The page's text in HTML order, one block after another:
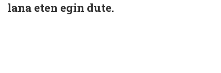
lana eten egin dute.